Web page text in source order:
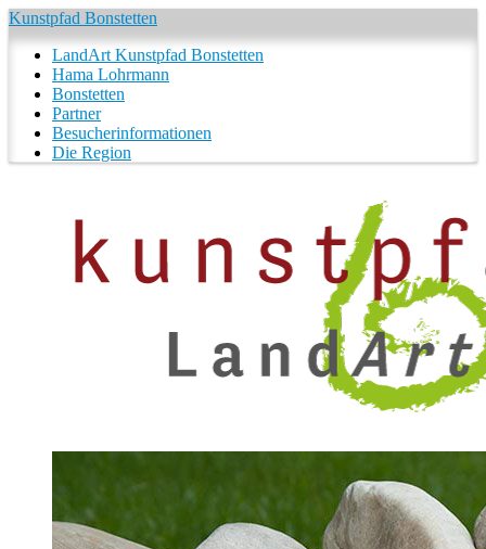
Kunstpfad Bonstetten
LandArt Kunstpfad Bonstetten
Hama Lohrmann
Bonstetten
Partner
Besucherinformationen
Die Region